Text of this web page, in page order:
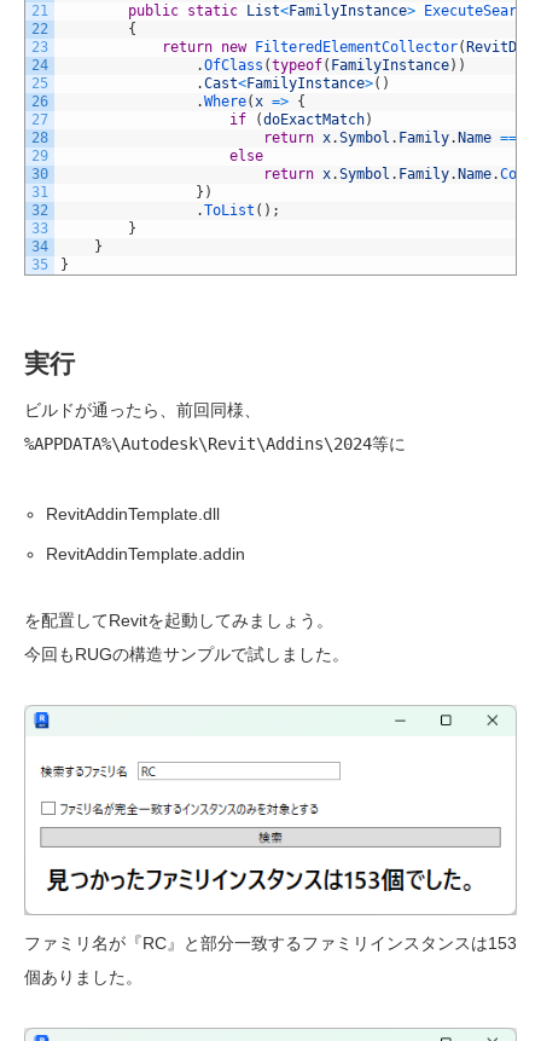
21
22
23
24
25
26
27
28
29
30
31
32
33
34
35
public static List<FamilyInstance> ExecuteSearch
{
return new FilteredElementCollector(
.OfClass (typeof( FamilyInstance) )
.Cast<FamilyInstance>( )
.Where(x => {
if
(doExactMatch)
return x.Symbol . Family. Name ==
else
return x.Symbol . Family. Name.
} )
.ToList ( ) ;
}
}
}
実行
ビルドが通ったら、前回同様、
%APPDATA%\Autodesk\Revit\Addins\2024等に
RevitAddinTemplate.dll
RevitAddinTemplate.addin
を配置してRevitを起動してみましょう。
今回もRUGの構造サンプルで試しました。
ファミリ名が『RC』と部分一致するファミリインスタンスは153
個ありました。